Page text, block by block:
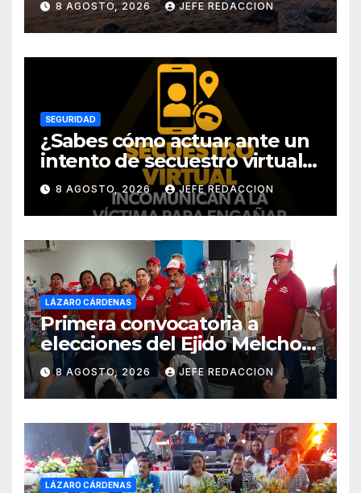
8 AGOSTO, 2026 JEFE REDACCION
SEGURIDAD
¿Sabes cómo actuar ante un
intento de secuestro virtual?
La SSP te guía para evitarlo
8 AGOSTO, 2026 JEFE REDACCION
LÁZARO CÁRDENAS
Primera convocatoria a
elecciones del Ejido Melchor
Ocampo en Lázaro Cárdenas
el domingo
8 AGOSTO, 2026 JEFE REDACCION
LÁZARO CÁRDENAS